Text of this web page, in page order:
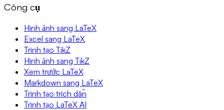
Công cụ
Hình ảnh sang LaTeX
Excel sang LaTeX
Trình tạo TikZ
Hình ảnh sang TikZ
Xem trước LaTeX
Markdown sang LaTeX
Trình tạo trích dẫn
Trình tạo LaTeX AI